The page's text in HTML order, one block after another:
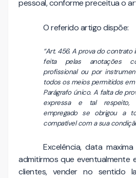
pessoal, conforme preceitua o
O referido artigo dispõe:
“Art. 456. A prova do contrato
feita pelas anotações
profissional ou por
todos os meios permitidos em
Parágrafo único. A falta de
expressa e tal respeito,
empregado se obrigou a
compatível com a sua
Excelência, data
admitirmos que eventualmente
clientes, vender no sentido